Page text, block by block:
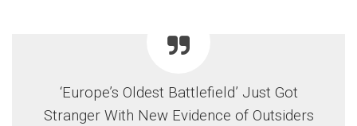
‘Europe’s Oldest Battlefield’ Just Got
Stranger With New Evidence of Outsiders